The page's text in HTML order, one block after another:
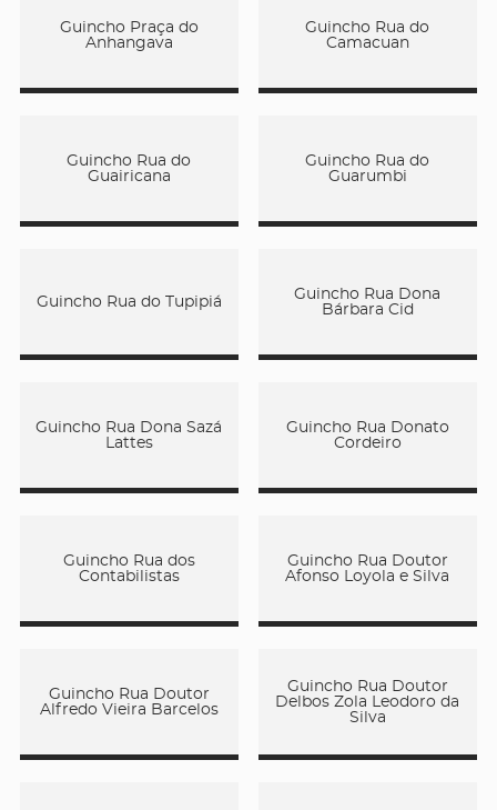
Guincho Praça do
Anhangava
Guincho Rua do
Camacuan
Guincho Rua do
Guairicana
Guincho Rua do
Guarumbi
Guincho Rua do Tupipiá
Guincho Rua Dona
Bárbara Cid
Guincho Rua Dona Sazá
Lattes
Guincho Rua Donato
Cordeiro
Guincho Rua dos
Contabilistas
Guincho Rua Doutor
Afonso Loyola e Silva
Guincho Rua Doutor
Alfredo Vieira Barcelos
Guincho Rua Doutor
Delbos Zola Leodoro da
Silva